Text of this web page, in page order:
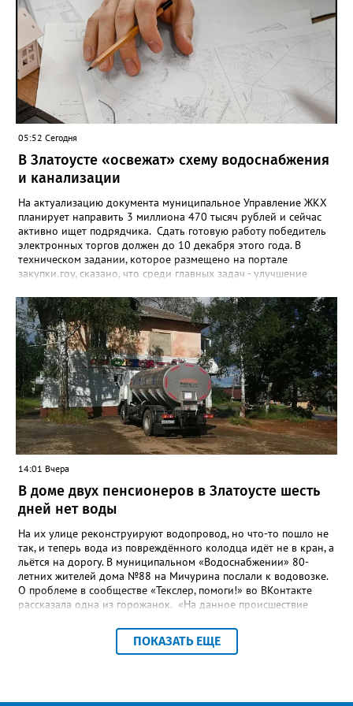
примерно каждый пятый из тех, кто установил самозапрет,
никогда кредиты не брал, столько же погасили долги недавно,
а больше половины имеют долговые обязательства сейчас.
05:52 Сегодня
В Златоусте «освежат» схему водоснабжения
и канализации
На актуализацию документа муниципальное Управление ЖКХ
планирует направить 3 миллиона 470 тысяч рублей и сейчас
активно ищет подрядчика. Сдать готовую работу победитель
электронных торгов должен до 10 декабря этого года. В
техническом задании, которое размещено на портале
закупки.гоу, сказано, что среди главных задач - улучшение
повышение энергоэффективности систем. Кроме электронных
схем, исполнителю нужно разработать предложения по
строительству и реконструкции водоснабжения и канализации,
оценив размер вложений, а также представить перечень
бесхозных объектов и возможные сценарии развития этой
сферы городского хозяйства. В июне 2025 года
«Златоуст.инфо» сообщал о подобных торгах. Тогда цена
вопроса была почти в три раза выше - 9 миллионов 13 тысяч
486 рублей, а в списке работ была разработка электронной
системы ливнёвок.
14:01 Вчера
В доме двух пенсионеров в Златоусте шесть
дней нет воды
На их улице реконструируют водопровод, но что-то пошло не
так, и теперь вода из повреждённого колодца идёт не в кран, а
льётся на дорогу. В муниципальном «Водоснабжении» 80-
летних жителей дома №88 на Мичурина послали к водовозке.
О проблеме в сообществе «Текслер, помоги!» во ВКонтакте
рассказала одна из горожанок. «На данное происшествие
гл.инженера Шепелева А.Н. из обслуживающей организации
МУП ЗГО "Златоустовское Водоснабжение" ул. Островского, 7,
ПОКАЗАТЬ ЕЩЕ